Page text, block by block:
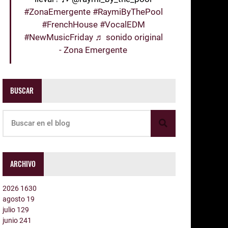
#ZonaEmergente #RaymiByThePool
#FrenchHouse #VocalEDM
#NewMusicFriday ♬ sonido original
- Zona Emergente
BUSCAR
ARCHIVO
2026 1630
agosto 19
julio 129
junio241